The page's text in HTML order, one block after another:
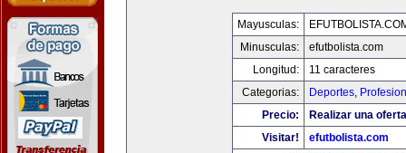
Mayusculas:
Minusculas:
efutbolista.com
Longitud:
11 caracteres
Categorias:
Deportes,
Precio:
Realizar una
Visitar!
efutbolista.com